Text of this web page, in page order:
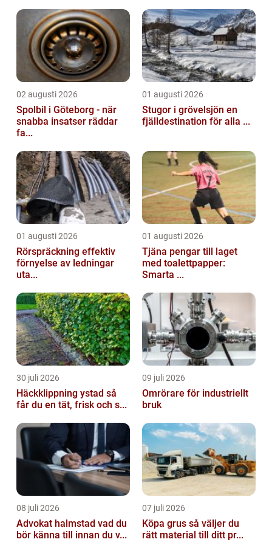
02 augusti 2026
Spolbil i Göteborg - när
snabba insatser räddar
fa...
01 augusti 2026
Stugor i grövelsjön en
fjälldestination för alla ...
01 augusti 2026
Rörspräckning effektiv
förnyelse av ledningar
uta...
01 augusti 2026
Tjäna pengar till laget
med toalettpapper:
Smarta ...
30 juli 2026
Häckklippning ystad så
får du en tät, frisk och s...
09 juli 2026
Omrörare för industriellt
bruk
08 juli 2026
Advokat halmstad vad du
bör känna till innan du v...
07 juli 2026
Köpa grus så väljer du
rätt material till ditt pr...